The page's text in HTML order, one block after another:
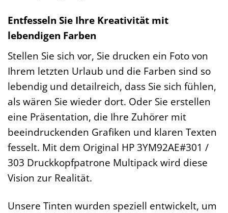
Entfesseln Sie Ihre Kreativität mit
lebendigen Farben
Stellen Sie sich vor, Sie drucken ein Foto von
Ihrem letzten Urlaub und die Farben sind so
lebendig und detailreich, dass Sie sich fühlen,
als wären Sie wieder dort. Oder Sie erstellen
eine Präsentation, die Ihre Zuhörer mit
beeindruckenden Grafiken und klaren Texten
fesselt. Mit dem Original HP 3YM92AE#301 /
303 Druckkopfpatrone Multipack wird diese
Vision zur Realität.
Unsere Tinten wurden speziell entwickelt, um